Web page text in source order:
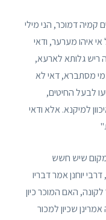
קמיה דמוכר, הני מילי
איהו מערער, ודאי
ריש גלותא לארעא,
מסתברא, דאי לא
לבעל החיטים,
למיקנא. אלא ודאי
שיש חשש
יוחנן אמר דבריו
לקונה, האם המוכר כיון
שכיון למכור